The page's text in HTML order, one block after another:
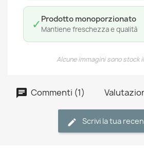
✓ Prodotto monoporzionato
Mantiene freschezza e qualità
Alcune immagini sono stock
Commenti (1)
Scrivi la tua